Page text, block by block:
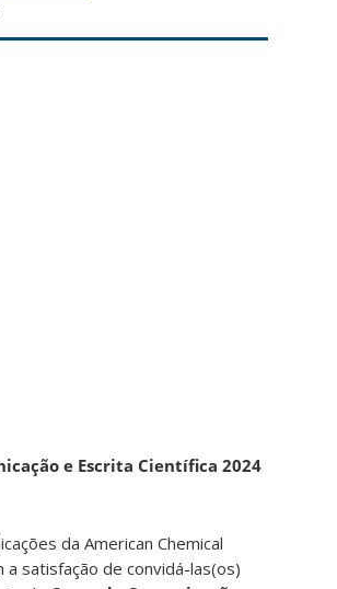
e Escrita Científica 2024
da American Chemical
a satisfação de convidá-las(os)